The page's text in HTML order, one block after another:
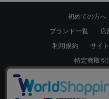
初めての方へ
ブランド一覧 店
利用規約 サイ
特定商取引
Copyrights ©